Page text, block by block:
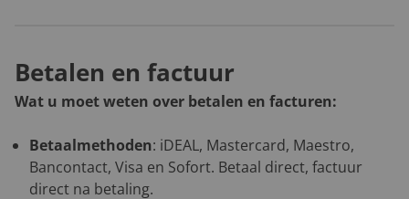
Betalen en factuur
Wat u moet weten over betalen en facturen:
Betaalmethoden: iDEAL, Mastercard, Maestro,
Bancontact, Visa en Sofort. Betaal direct, factuur
direct na betaling.